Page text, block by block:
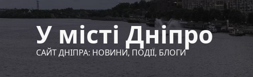
до
У місті Дніпро
САЙТ ДНІПРА: НОВИНИ, ПОДІЇ, БЛОГИ